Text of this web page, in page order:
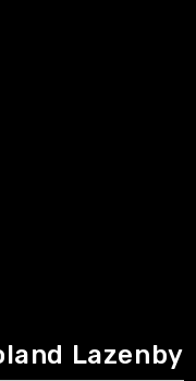
Lazenby